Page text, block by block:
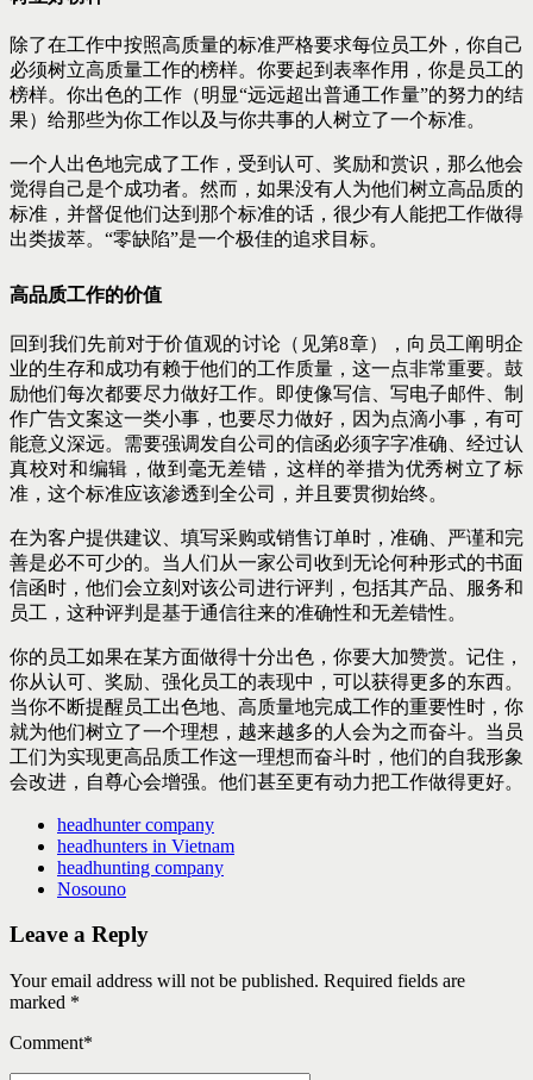
除了在工作中按照高质量的标准严格要求每位员工外，你自己
必须树立高质量工作的榜样。你要起到表率作用，你是员工的
榜样。你出色的工作（明显“远远超出普通工作量”的努力的结
果）给那些为你工作以及与你共事的人树立了一个标准。
一个人出色地完成了工作，受到认可、奖励和赏识，那么他会
觉得自己是个成功者。然而，如果没有人为他们树立高品质的
标准，并督促他们达到那个标准的话，很少有人能把工作做得
出类拔萃。“零缺陷”是一个极佳的追求目标。
高品质工作的价值
回到我们先前对于价值观的讨论（见第8章），向员工阐明企
业的生存和成功有赖于他们的工作质量，这一点非常重要。鼓
励他们每次都要尽力做好工作。即使像写信、写电子邮件、制
作广告文案这一类小事，也要尽力做好，因为点滴小事，有可
能意义深远。需要强调发自公司的信函必须字字准确、经过认
真校对和编辑，做到毫无差错，这样的举措为优秀树立了标
准，这个标准应该渗透到全公司，并且要贯彻始终。
在为客户提供建议、填写采购或销售订单时，准确、严谨和完
善是必不可少的。当人们从一家公司收到无论何种形式的书面
信函时，他们会立刻对该公司进行评判，包括其产品、服务和
员工，这种评判是基于通信往来的准确性和无差错性。
你的员工如果在某方面做得十分出色，你要大加赞赏。记住，
你从认可、奖励、强化员工的表现中，可以获得更多的东西。
当你不断提醒员工出色地、高质量地完成工作的重要性时，你
就为他们树立了一个理想，越来越多的人会为之而奋斗。当员
工们为实现更高品质工作这一理想而奋斗时，他们的自我形象
会改进，自尊心会增强。他们甚至更有动力把工作做得更好。
headhunter company
headhunters in Vietnam
headhunting company
Nosouno
Leave a Reply
Your email address will not be published. Required fields are
marked *
Comment*